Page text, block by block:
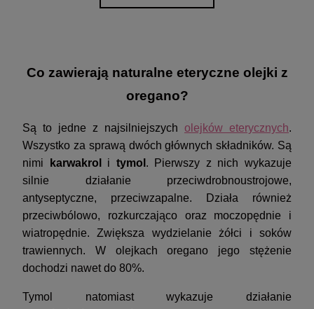
Co zawierają naturalne eteryczne olejki z
oregano?
Są to jedne z najsilniejszych olejków eterycznych.
Wszystko za sprawą dwóch głównych składników. Są
nimi
karwakrol i tymol . Pierwszy z nich wykazuje
silnie działanie przeciwdrobnoustrojowe,
antyseptyczne, przeciwzapalne. Działa również
przeciwbólowo, rozkurczająco oraz moczopędnie i
wiatropędnie. Zwiększa wydzielanie żółci i soków
trawiennych. W olejkach oregano jego stężenie
dochodzi nawet do 80%.
Tymol natomiast wykazuje działanie